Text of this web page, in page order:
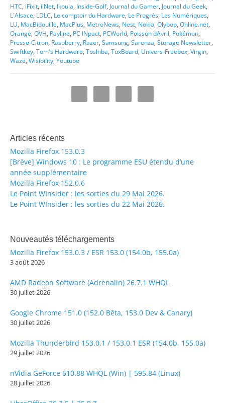
HTC, iFixit, iiNet, Ikoula, Inside-Golf, Journal du Gamer, Journal du Geek,
L'Alsace, LDLC, Le comptoir du Hardware, Le Progrès, Les Numériques,
LU, MacBidouille, MacPlus, MetroNews, Nest, Nokia, Olybop, Online.net,
Orange, OVH, Payline, PC INpact, PCWorld, Poisson dAvril, Pokémon,
Presse-Citron, Raspberry, Razer, Samsung, Sarenza, Storage Newsletter,
Swiftkey, Tom's Hardware, Toshiba, TuxBoard, Univers-Freebox, Virgin,
Waze, Wisibility, Youtube
Articles récents
Mozilla Firefox 153.0.3
[Brève] Windows 10 : Le programme ESU étendu d’une
année supplémentaire
Mozilla Firefox 152.0.6
Le Point WInsider : les sorties du 29 Mai 2026.
Le Point WInsider : les sorties du 22 Mai 2026.
Nouveautés téléchargements
Mozilla Firefox 153.0.3 / ESR 153.0 (154.0b, 155.0a)
3 août 2026
AMD Radeon Software (Adrenalin) 26.7.1 WHQL
30 juillet 2026
Google Chrome 151.0 (152.0 Bêta, 153.0 Dev & Canary)
30 juillet 2026
Mozilla Thunderbird 153.0.1 / 153.0.1 ESR (154.0b, 155.0a)
29 juillet 2026
nVidia GeForce 610.88 WHQL (Win) | 595.84 (Linux)
28 juillet 2026